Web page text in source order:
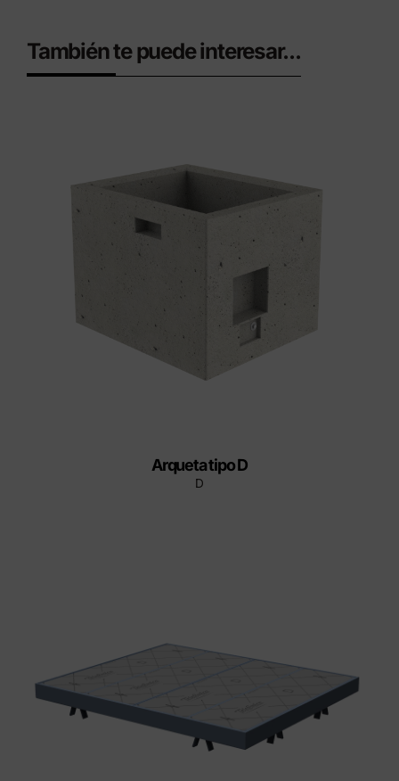
También te puede interesar...
Arqueta tipo D
D